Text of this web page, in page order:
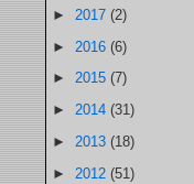
► 2017 (2)
► 2016 (6)
► 2015 (7)
► 2014 (31)
► 2013 (18)
► 2012 (51)